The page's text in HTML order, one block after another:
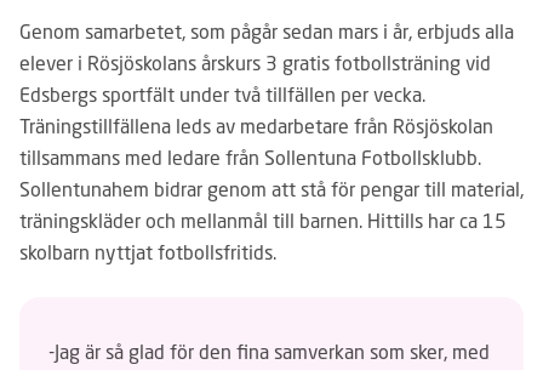
Genom samarbetet, som pågår sedan mars i år, erbjuds alla
elever i Rösjöskolans årskurs 3 gratis fotbollsträning vid
Edsbergs sportfält under två tillfällen per vecka.
Träningstillfällena leds av medarbetare från Rösjöskolan
tillsammans med ledare från Sollentuna Fotbollsklubb.
Sollentunahem bidrar genom att stå för pengar till material,
träningskläder och mellanmål till barnen. Hittills har ca 15
skolbarn nyttjat fotbollsfritids.
-Jag är så glad för den fina samverkan som sker, med